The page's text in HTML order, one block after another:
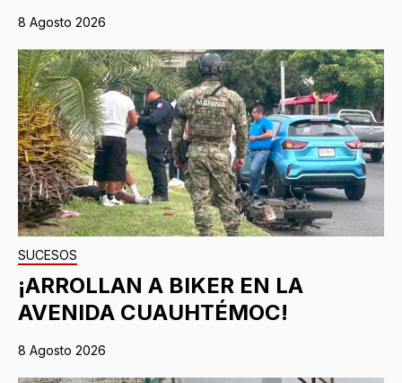
8 Agosto 2026
SUCESOS
¡ARROLLAN A BIKER EN LA
AVENIDA CUAUHTÉMOC!
8 Agosto 2026